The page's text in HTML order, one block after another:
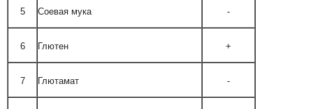
5 Соевая мука -
6 Глютен +
7 Глютамат -